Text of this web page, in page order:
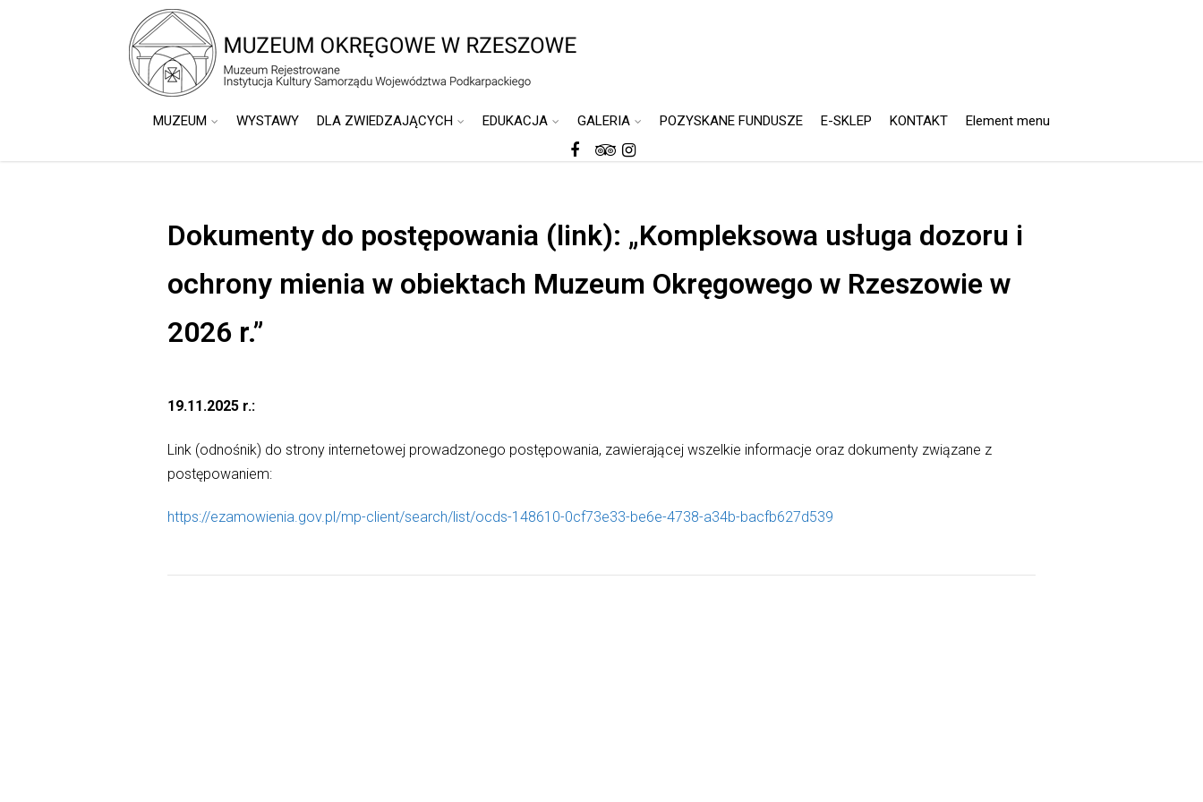
MUZEUM WYSTAWY DLA ZWIEDZAJĄCYCH EDUKACJA GALERIA POZYSKANE FUNDUSZE E-SKLEP KONTAKT Element menu
Dokumenty do postępowania (link): „Kompleksowa usługa dozoru i
ochrony mienia w obiektach Muzeum Okręgowego w Rzeszowie w
2026 r.”
19.11.2025 r.:
Link (odnośnik) do strony internetowej prowadzonego postępowania, zawierającej wszelkie informacje oraz dokumenty związane z
postępowaniem:
https://ezamowienia.gov.pl/mp-client/search/list/ocds-148610-0cf73e33-be6e-4738-a34b-bacfb627d539